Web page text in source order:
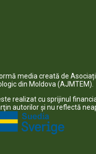
media creată de
din Moldova (AJMTEM).
realizat cu sprijinul
autorilor şi nu reflectă